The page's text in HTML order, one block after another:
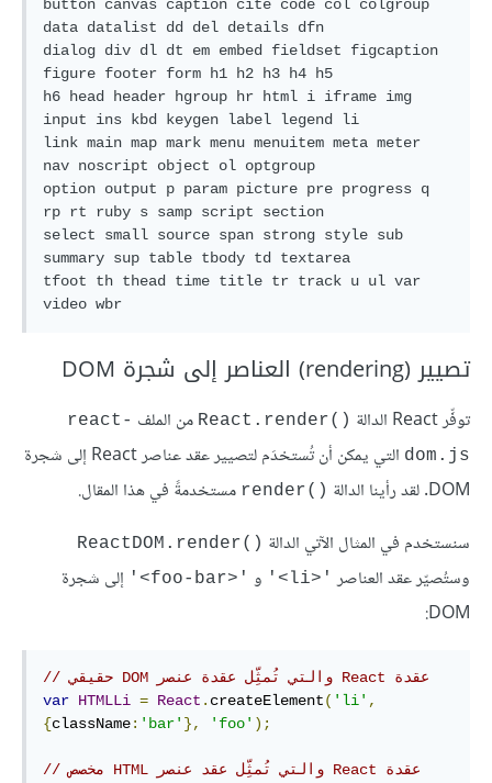
button canvas caption cite code col colgroup
data datalist dd del details dfn
dialog div dl dt em embed fieldset figcaption
figure footer form h1 h2 h3 h4 h5
h6 head header hgroup hr html i iframe img
input ins kbd keygen label legend li
link main map mark menu menuitem meta meter
nav noscript object ol optgroup
option output p param picture pre progress q
rp rt ruby s samp script section
select small source span strong style sub
summary sup table tbody td textarea
tfoot th thead time title tr track u ul var
تصيير (rendering) العناصر إلى شجرة DOM
توفِّر React الدالة React.render()
react-
dom.js
التي يمكن أن تُستخدَم لتصيير عقد عناصر React إلى شجرة
DOM. لقد رأينا الدالة
render()
سنستخدم في المثال الآتي الدالة ReactDOM.render()
وستُصيّر عقد العناصر '<li>' و '<foo-bar>'
إلى شجرة
DOM:
// حقيقي DOM والتي تُمثِّل عقدة عنصر React عقدة
var HTMLLi = React . createElement( 'li' ,
{className: 'bar' }, 'foo' );
// مخصص HTML والتي تُمثِّل عقد عنصر React عقدة